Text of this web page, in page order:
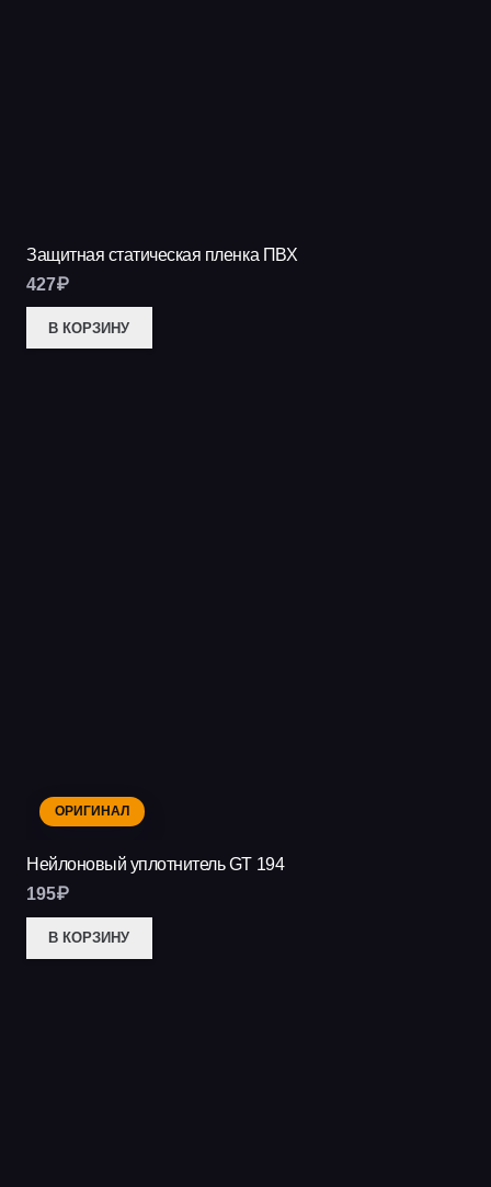
Защитная статическая пленка ПВХ
427₽
В КОРЗИНУ
ОРИГИНАЛ
Нейлоновый уплотнитель GT 194
195₽
В КОРЗИНУ